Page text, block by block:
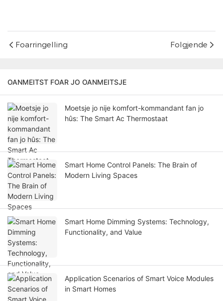
Foarringelling Folgjende
OANMEITST FOAR JO OANMEITSJE
Moetsje jo nije komfort-kommandant fan jo
hûs: The Smart Ac Thermostaat
Smart Home Control Panels: The Brain of
Modern Living Spaces
Smart Home Dimming Systems: Technology,
Functionality, and Value
Application Scenarios of Smart Voice Modules
in Smart Homes